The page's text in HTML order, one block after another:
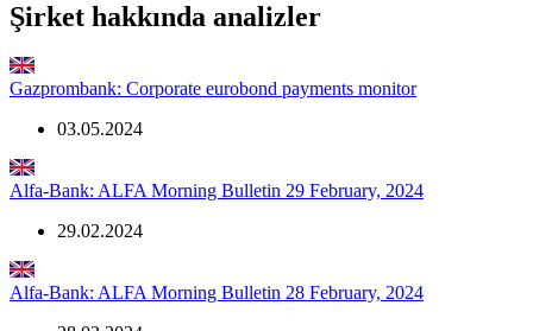
Şirket hakkında analizler
Gazprombank: Corporate eurobond payments monitor
03.05.2024
Alfa-Bank: ALFA Morning Bulletin 29 February, 2024
29.02.2024
Alfa-Bank: ALFA Morning Bulletin 28 February, 2024